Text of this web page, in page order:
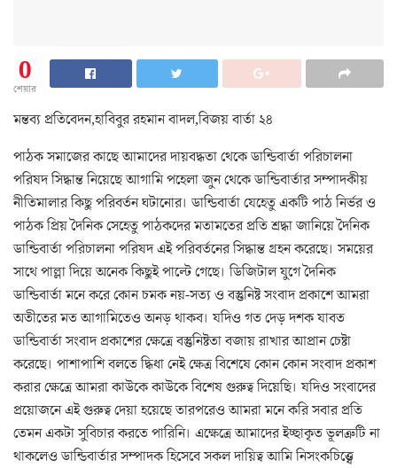
0
শেয়ার
মন্তব্য প্রতিবেদন,হাবিবুর রহমান বাদল,বিজয় বার্তা ২৪
পাঠক সমাজের কাছে আমাদের দায়বদ্ধতা থেকে ডান্ডিবার্তা পরিচালনা
পরিষদ সিদ্ধান্ত নিয়েছে আগামি পহেলা জুন থেকে ডান্ডিবার্তার সম্পাদকীয়
নীতিমালার কিছু পরিবর্তন ঘটানোর। ডান্ডিবার্তা যেহেতু একটি পাঠ নির্ভর ও
পাঠক প্রিয় দৈনিক সেহেতু পাঠকদের মতামতের প্রতি শ্রদ্ধা জানিয়ে দৈনিক
ডান্ডিবার্তা পরিচালনা পরিষদ এই পরিবর্তনের সিদ্ধান্ত গ্রহন করেছে। সময়ের
সাথে পাল্লা দিয়ে অনেক কিছুই পাল্টে গেছে। ডিজিটাল যুগে দৈনিক
ডান্ডিবার্তা মনে করে কোন চমক নয়-সত্য ও বস্তুনিষ্ট সংবাদ প্রকাশে আমরা
অতীতের মত আগামিতেও অনড় থাকব। যদিও গত দেড় দশক যাবত
ডান্ডিবার্তা সংবাদ প্রকাশের ক্ষেত্রে বস্তুনিষ্টতা বজায় রাখার আপ্রান চেষ্টা
করেছে। পাশাপাশি বলতে দ্ধিধা নেই ক্ষেত্র বিশেষে কোন কোন সংবাদ প্রকাশ
করার ক্ষেত্রে আমরা কাউকে কাউকে বিশেষ গুরুত্ব দিয়েছি। যদিও সংবাদের
প্রয়োজনে এই গুরুত্ব দেয়া হয়েছে তারপরেও আমরা মনে করি সবার প্রতি
তেমন একটা সুবিচার করতে পারিনি। এক্ষেত্রে আমাদের ইচ্ছাকৃত ভূলত্রুটি না
থাকলেও ডান্ডিবার্তার সম্পাদক হিসেবে সকল দায়িত্ব আমি নিসংকচিত্ত্বে